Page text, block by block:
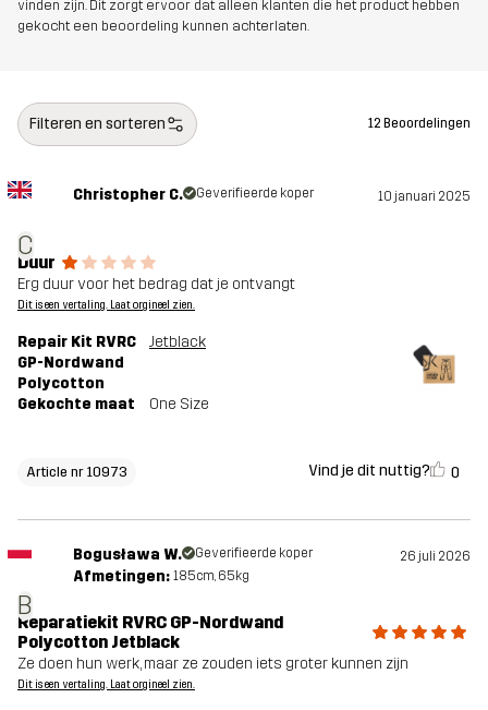
vinden zijn. Dit zorgt ervoor dat alleen klanten die het product hebben
gekocht een beoordeling kunnen achterlaten.
Filteren en sorteren 12 Beoordelingen
C
Christopher C. Geverifieerde koper 10 januari 2025
Duur
Erg duur voor het bedrag dat je ontvangt
Dit is een vertaling. Laat orgineel zien.
Repair Kit RVRC
GP-Nordwand
Polycotton
Jetblack
Gekochte maat One Size
Article nr 10973 Vind je dit nuttig? 0
B
Bogusława W. Geverifieerde koper 26 juli 2026
Afmetingen: 185cm, 65kg
Reparatiekit RVRC GP-Nordwand
Polycotton Jetblack
Ze doen hun werk, maar ze zouden iets groter kunnen zijn
Dit is een vertaling. Laat orgineel zien.